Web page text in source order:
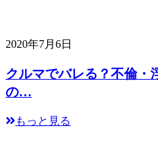
2020年7月6日
クルマでバレる？不倫・
の…
もっと見る